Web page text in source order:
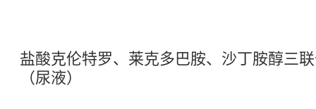
盐酸克伦特罗、莱克多巴胺、沙丁胺醇三
（尿液）